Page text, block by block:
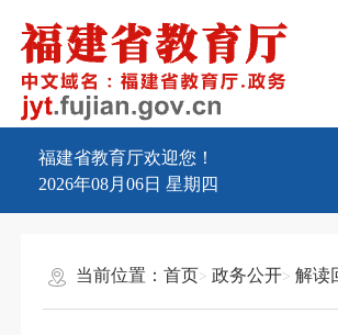
福建省教育厅欢迎您！
2026年08月06日 星期四
当前位置：首页 政务公开 解读